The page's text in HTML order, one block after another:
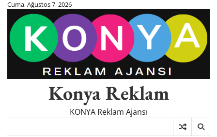
Skip
content
Cuma, Ağustos 7, 2026
Konya Reklam
KONYA Reklam Ajansı